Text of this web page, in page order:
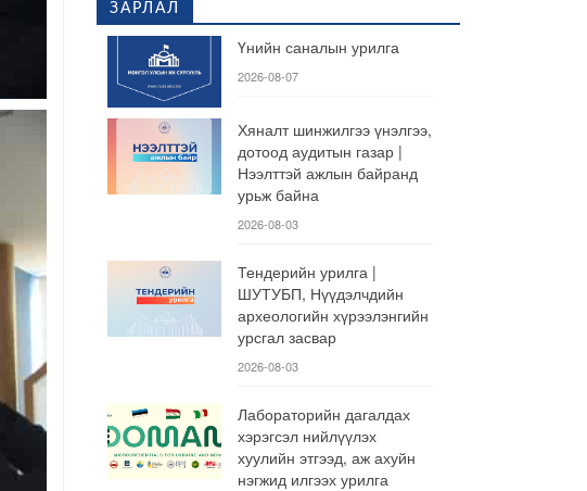
ЗАРЛАЛ
Үнийн саналын урилга
2026-08-07
Хяналт шинжилгээ үнэлгээ,
дотоод аудитын газар |
Нээлттэй ажлын байранд
урьж байна
2026-08-03
Тендерийн урилга |
ШУТУБП, Нүүдэлчдийн
археологийн хүрээлэнгийн
урсгал засвар
2026-08-03
Лабораторийн дагалдах
хэрэгсэл нийлүүлэх
хуулийн этгээд, аж ахуйн
нэгжид илгээх урилга